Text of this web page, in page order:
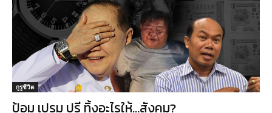
กูรูชีวิต
ป้อม เปรม ปรี ทิ้งอะไรให้…สังคม?